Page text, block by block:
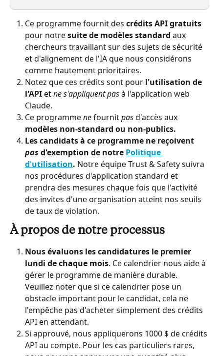
Ce programme fournit des crédits API gratuits
pour notre suite de modèles standard aux
chercheurs travaillant sur des sujets de sécurité
et d'alignement de l'IA que nous considérons
comme hautement prioritaires.
Notez que ces crédits sont pour l'utilisation de
l'API et ne s'appliquent pas à l'application web
Claude.
Ce programme ne fournit pas d'accès aux
modèles non-standard ou non-publics.
Les candidats à ce programme ne reçoivent
pas d'exemption de notre Politique
d'utilisation. Notre équipe Trust & Safety suivra
nos procédures d'application standard et
prendra des mesures chaque fois que l'activité
des invites d'une organisation atteint nos seuils
de taux de violation.
À propos de notre processus
Nous évaluons les candidatures le premier
lundi de chaque mois. Ce calendrier nous aide à
gérer le programme de manière durable.
Veuillez noter que si ce calendrier pose un
obstacle important pour le candidat, cela ne
l'empêche pas d'acheter simplement des crédits
API en attendant.
Si approuvé, nous appliquerons 1000 $ de crédits
API au compte. Pour les cas particuliers rares,